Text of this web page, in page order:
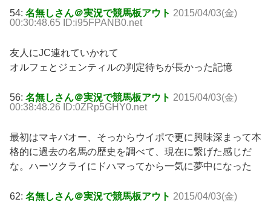
54: 名無しさん＠実況で競馬板アウト 2015/04/03(金)
00:30:48.65 ID:i95FPANB0.net
友人にJC連れていかれて
オルフェとジェンティルの判定待ちが長かった記憶
56: 名無しさん＠実況で競馬板アウト 2015/04/03(金)
00:38:48.26 ID:0ZRp5GHY0.net
最初はマキバオー、そっからウイポで更に興味深まって本
格的に過去の名馬の歴史を調べて、現在に繋げた感じだ
な。ハーツクライにドハマってから一気に夢中になった
62: 名無しさん＠実況で競馬板アウト 2015/04/03(金)